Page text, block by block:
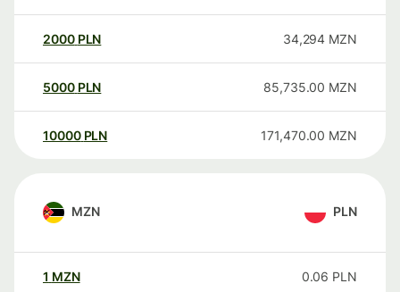
2000 PLN 34,294 MZN
5000 PLN 85,735.00 MZN
10000 PLN 171,470.00 MZN
MZN PLN
1 MZN 0.06 PLN